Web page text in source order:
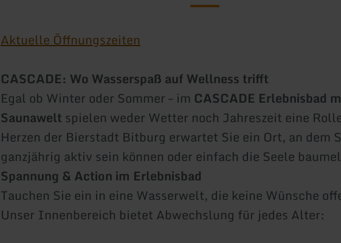
Aktuelle Öffnungszeiten
CASCADE: Wo Wasserspaß auf Wellness trifft
Egal ob Winter oder Sommer – im CASCADE Erlebnisbad
Saunawelt spielen weder Wetter noch Jahreszeit eine
Herzen der Bierstadt Bitburg erwartet Sie ein Ort, an dem
ganzjährig aktiv sein können oder einfach die Seele
Spannung & Action im Erlebnisbad
Tauchen Sie ein in eine Wasserwelt, die keine Wünsche
Unser Innenbereich bietet Abwechslung für jedes Alter: